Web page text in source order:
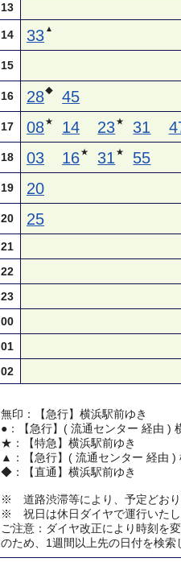
13
14 33 ▲
15
16 28◆ 45
17 08★ 14 23★ 31
18 03 16★ 31 ★ 55
19 20
20 25
21
22
23
00
01
02
無印：【急行】横浜駅前ゆき
●：【急行】( 流通センター 経由 )
★：【特急】横浜駅前ゆき
▲：【急行】( 流通センター 経由 )
◆：【直通】横浜駅前ゆき
※ 道路渋滞等により、予定どおり
※ 祝日は休日ダイヤで運行いたし
ご注意：ダイヤ改正により時刻を
のため、1週間以上先の日付を検索